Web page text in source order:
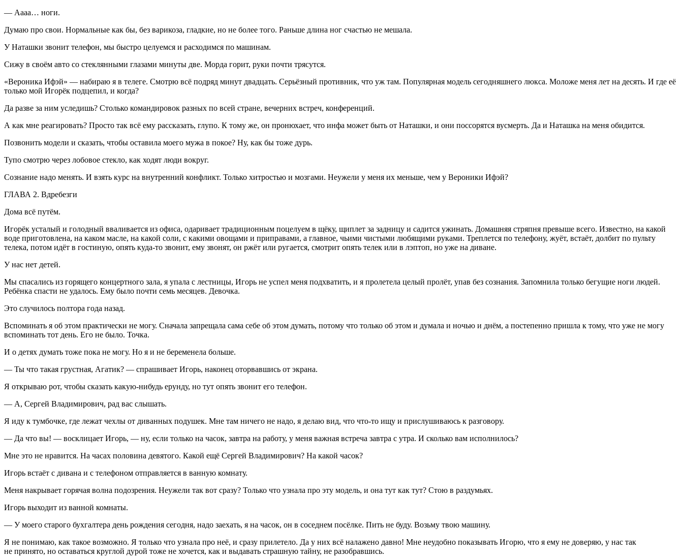
— Аааа… ноги.
Думаю про свои. Нормальные как бы, без варикоза, гладкие, но не более того. Раньше длина ног счастью не мешала.
У Наташки звонит телефон, мы быстро целуемся и расходимся по машинам.
Сижу в своём авто со стеклянными глазами минуты две. Морда горит, руки почти трясутся.
«Вероника Ифэй» — набираю я в телеге. Смотрю всё подряд минут двадцать. Серьёзный противник, что уж там. Популярная модель сегодняшнего люкса. Моложе меня лет на десять. И где её
только мой Игорёк подцепил, и когда?
Да разве за ним уследишь? Столько командировок разных по всей стране, вечерних встреч, конференций.
А как мне реагировать? Просто так всё ему рассказать, глупо. К тому же, он пронюхает, что инфа может быть от Наташки, и они поссорятся вусмерть. Да и Наташка на меня обидится.
Позвонить модели и сказать, чтобы оставила моего мужа в покое? Ну, как бы тоже дурь.
Тупо смотрю через лобовое стекло, как ходят люди вокруг.
Сознание надо менять. И взять курс на внутренний конфликт. Только хитростью и мозгами. Неужели у меня их меньше, чем у Вероники Ифэй?
ГЛАВА 2. Вдребезги
Дома всё путём.
Игорёк усталый и голодный вваливается из офиса, одаривает традиционным поцелуем в щёку, щиплет за задницу и садится ужинать. Домашняя стряпня превыше всего. Известно, на какой
воде приготовлена, на каком масле, на какой соли, с какими овощами и приправами, а главное, чьими чистыми любящими руками. Треплется по телефону, жуёт, встаёт, долбит по пульту
телека, потом идёт в гостиную, опять куда-то звонит, ему звонят, он ржёт или ругается, смотрит опять телек или в лэптоп, но уже на диване.
У нас нет детей.
Мы спасались из горящего концертного зала, я упала с лестницы, Игорь не успел меня подхватить, и я пролетела целый пролёт, упав без сознания. Запомнила только бегущие ноги людей.
Ребёнка спасти не удалось. Ему было почти семь месяцев. Девочка.
Это случилось полтора года назад.
Вспоминать я об этом практически не могу. Сначала запрещала сама себе об этом думать, потому что только об этом и думала и ночью и днём, а постепенно пришла к тому, что уже не могу
вспоминать тот день. Его не было. Точка.
И о детях думать тоже пока не могу. Но я и не беременела больше.
— Ты что такая грустная, Агатик? — спрашивает Игорь, наконец оторвавшись от экрана.
Я открываю рот, чтобы сказать какую-нибудь ерунду, но тут опять звонит его телефон.
— А, Сергей Владимирович, рад вас слышать.
Я иду к тумбочке, где лежат чехлы от диванных подушек. Мне там ничего не надо, я делаю вид, что что-то ищу и прислушиваюсь к разговору.
— Да что вы! — восклицает Игорь, — ну, если только на часок, завтра на работу, у меня важная встреча завтра с утра. И сколько вам исполнилось?
Мне это не нравится. На часах половина девятого. Какой ещё Сергей Владимирович? На какой часок?
Игорь встаёт с дивана и с телефоном отправляется в ванную комнату.
Меня накрывает горячая волна подозрения. Неужели так вот сразу? Только что узнала про эту модель, и она тут как тут? Стою в раздумьях.
Игорь выходит из ванной комнаты.
— У моего старого бухгалтера день рождения сегодня, надо заехать, я на часок, он в соседнем посёлке. Пить не буду. Возьму твою машину.
Я не понимаю, как такое возможно. Я только что узнала про неё, и сразу прилетело. Да у них всё налажено давно! Мне неудобно показывать Игорю, что я ему не доверяю, у нас так
не принято, но оставаться круглой дурой тоже не хочется, как и выдавать страшную тайну, не разобравшись.